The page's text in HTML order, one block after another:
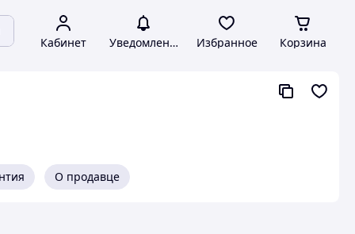
Кабинет Уведомления Избранное Корзина
О продавце